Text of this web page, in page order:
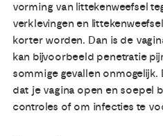
vorming van littekenweefsel
verklevingen en
korter worden. Dan is de
kan bijvoorbeeld penetratie
sommige gevallen
dat je vagina open en soepel
controles of om infecties te